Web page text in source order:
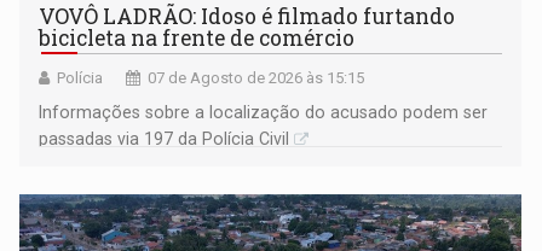
VOVÔ LADRÃO: Idoso é filmado furtando
bicicleta na frente de comércio
Polícia 07 de Agosto de 2026 às 15:15
Informações sobre a localização do acusado podem ser
passadas via 197 da Polícia Civil